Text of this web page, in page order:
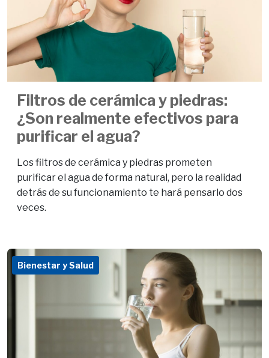
Filtros de cerámica y piedras:
¿Son realmente efectivos para
purificar el agua?
Los filtros de cerámica y piedras prometen
purificar el agua de forma natural, pero la realidad
detrás de su funcionamiento te hará pensarlo dos
veces.
Bienestar y Salud